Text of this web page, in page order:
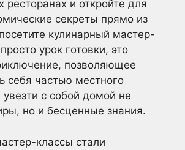
ресторанах и откройте для
секреты прямо из
кулинарный мастер-
урок готовки, это
позволяющее
себя частью местного
с собой домой не
но и бесценные знания.
классы стали